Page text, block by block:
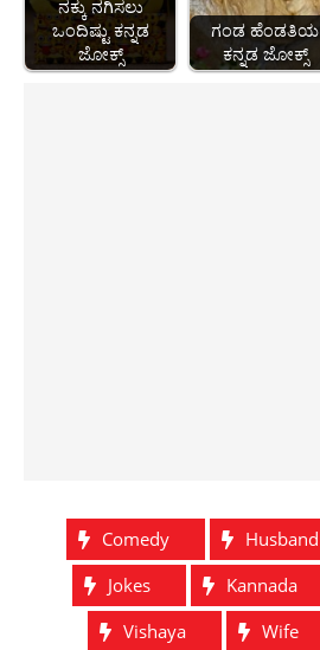
ನಕ್ಕು ನಗಿಸಲು
ಒಂದಿಷ್ಟು ಕನ್ನಡ
ಜೋಕ್ಸ್
ಗಂಡ ಹೆಂಡತಿಯ
ಕನ್ನಡ ಜೋಕ್ಸ್
Comedy Husband
Jokes
Kannada
Vishaya
Wife